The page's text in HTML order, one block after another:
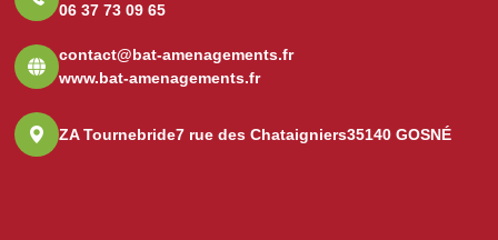
06 37 73 09 65
contact@bat-amenagements.fr
www.bat-amenagements.fr
ZA Tournebride7 rue des Chataigniers35140 GOSNÉ